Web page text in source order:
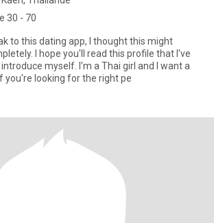
30 - 70
to this dating app, I thought this might
I hope you'll read this profile that I've
myself. I'm a Thai girl and I want a
you're looking for the right pe